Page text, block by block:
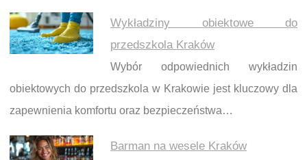
Wykładziny obiektowe do
przedszkola Kraków
Wybór odpowiednich wykładzin
obiektowych do przedszkola w Krakowie jest kluczowy dla
zapewnienia komfortu oraz bezpieczeństwa…
Barman na wesele Kraków